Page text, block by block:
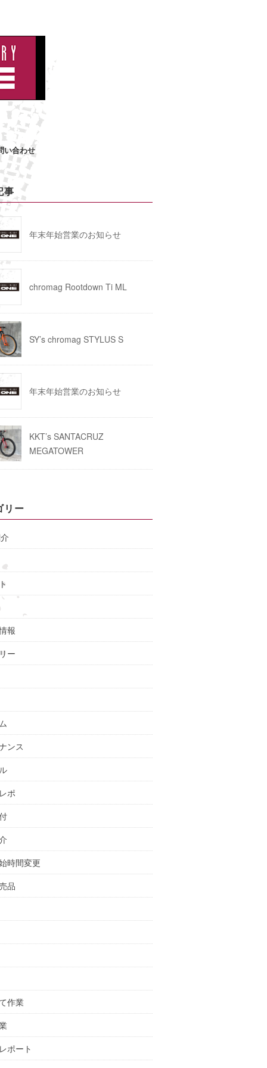
い合わせ
事
年末年始営業のお知らせ
chromag Rootdown Ti ML
SY’s chromag STYLUS S
年末年始営業のお知らせ
KKT’s SANTACRUZ
MEGATOWER
リー
報
ー
ンス
ポ
時間変更
品
作業
ポート